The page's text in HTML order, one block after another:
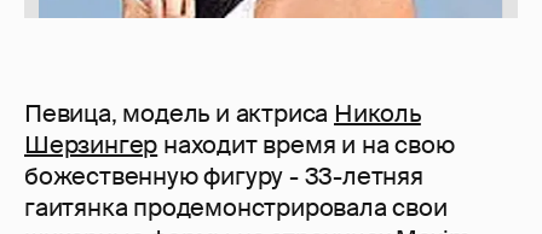
Певица, модель и актриса Николь
Шерзингер находит время и на свою
божественную фигуру - 33-летняя
гаитянка продемонстрировала свои